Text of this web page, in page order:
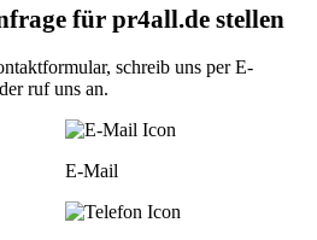
für pr4all.de stellen
, schreib uns perE-
ruf uns an.
E-Mail